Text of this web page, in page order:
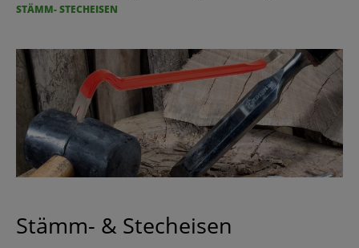
STÄMM- STECHEISEN
Stämm- & Stecheisen